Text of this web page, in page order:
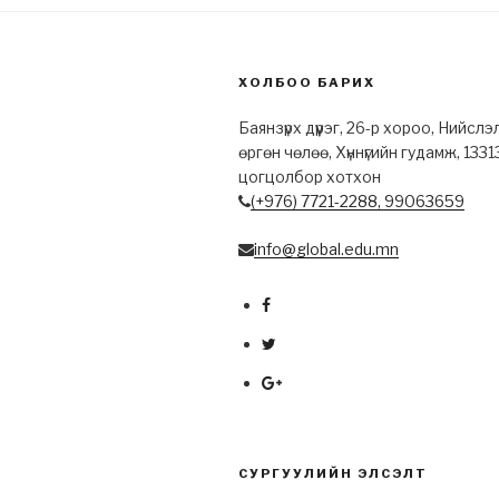
ХОЛБОО БАРИХ
Баянзүрх дүүрэг, 26-р хороо,
өргөн чөлөө, Хүннүгийн гудамж,
цогцолбор хотхон
(+976) 7721-2288, 99063659
info@global.edu.mn
СУРГУУЛИЙН ЭЛСЭЛТ